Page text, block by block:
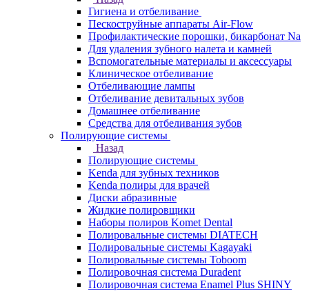
Гигиена и отбеливание
Пескоструйные аппараты Air-Flow
Профилактические порошки, бикарбонат Na
Для удаления зубного налета и камней
Вспомогательные материалы и аксессуары
Клиническое отбеливание
Отбеливающие лампы
Отбеливание девитальных зубов
Домашнее отбеливание
Средства для отбеливания зубов
Полирующие системы
Назад
Полирующие системы
Kenda для зубных техников
Kenda полиры для врачей
Диски абразивные
Жидкие полировщики
Наборы полиров Komet Dental
Полировальные системы DIATECH
Полировальные системы Kagayaki
Полировальные системы Toboom
Полировочная система Duradent
Полировочная система Enamel Plus SHINY